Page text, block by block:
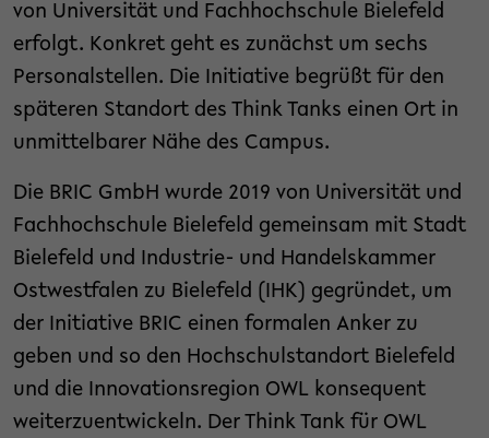
von Universität und Fachhochschule Bielefeld
erfolgt. Konkret geht es zunächst um sechs
Personalstellen. Die Initiative begrüßt für den
späteren Standort des Think Tanks einen Ort in
unmittelbarer Nähe des Campus.
Die BRIC GmbH wurde 2019 von Universität und
Fachhochschule Bielefeld gemeinsam mit Stadt
Bielefeld und Industrie- und Handelskammer
Ostwestfalen zu Bielefeld (IHK) gegründet, um
der Initiative BRIC einen formalen Anker zu
geben und so den Hochschulstandort Bielefeld
und die Innovationsregion OWL konsequent
weiterzuentwickeln. Der Think Tank für OWL